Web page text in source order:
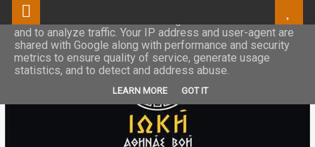
This site uses cookies from Google to deliver its services
and to analyze traffic. Your IP address and user-agent are
shared with Google along with performance and security
metrics to ensure quality of service, generate usage
statistics, and to detect and address abuse.
LEARN MORE GOT IT